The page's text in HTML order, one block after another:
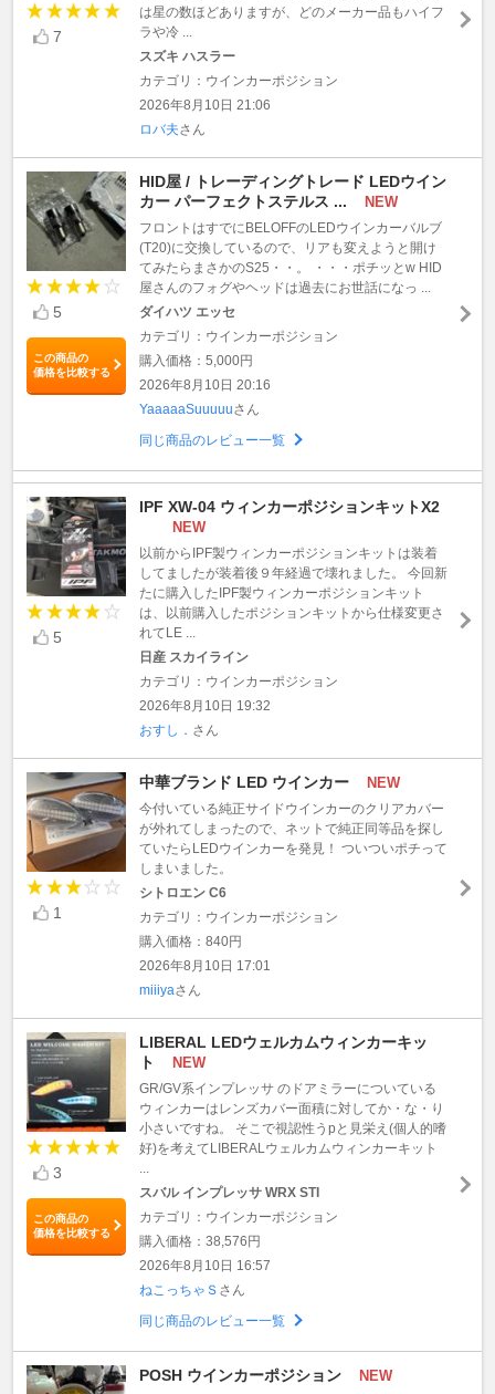
7
は星の数ほどありますが、どのメーカー品もハイフ
ラや冷 ...
スズキ ハスラー
カテゴリ：ウインカーポジション
2026年8月10日 21:06
ロバ夫さん
5
この商品の
価格を比較する
HID屋 / トレーディングトレード LEDウイン
カー パーフェクトステルス ...
NEW
フロントはすでにBELOFFのLEDウインカーバルブ
(T20)に交換しているので、リアも変えようと開け
てみたらまさかのS25・・。 ・・・ポチッとw HID
屋さんのフォグやヘッドは過去にお世話になっ ...
ダイハツ エッセ
カテゴリ：ウインカーポジション
購入価格：5,000円
2026年8月10日 20:16
YaaaaaSuuuuuさん
同じ商品のレビュー一覧
5
IPF XW-04 ウィンカーポジションキットX2
NEW
以前からIPF製ウィンカーポジションキットは装着
してましたが装着後９年経過で壊れました。 今回新
たに購入したIPF製ウィンカーポジションキット
は、以前購入したポジションキットから仕様変更さ
れてLE ...
日産 スカイライン
カテゴリ：ウインカーポジション
2026年8月10日 19:32
おすし． さん
1
中華ブランド LED ウインカー NEW
今付いている純正サイドウインカーのクリアカバー
が外れてしまったので、ネットで純正同等品を探し
ていたらLEDウインカーを発見！ ついついポチって
しまいました。
シトロエン C6
カテゴリ：ウインカーポジション
購入価格：840円
2026年8月10日 17:01
miiiyaさん
3
この商品の
価格を比較する
LIBERAL LEDウェルカムウィンカーキッ
ト
NEW
GR/GV系インプレッサ のドアミラーについている
ウィンカーはレンズカバー面積に対してか・な・り
小さいですね。 そこで視認性うpと見栄え(個人的嗜
好)を考えてLIBERALウェルカムウィンカーキット
スバル インプレッサ WRX STI
カテゴリ：ウインカーポジション
購入価格：38,576円
2026年8月10日 16:57
ねこっちゃＳ さん
同じ商品のレビュー一覧
POSH ウインカーポジション NEW